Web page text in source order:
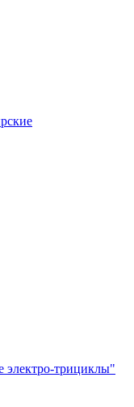
электро‑трициклы"